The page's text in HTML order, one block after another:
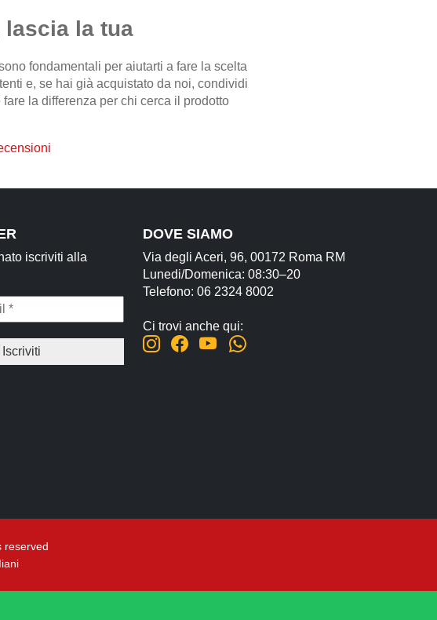
la tua
fondamentali per aiutarti a fare la scelta
e, se hai già acquistato da noi, condividi
la differenza per chi cerca il prodotto
iscriviti alla
DOVE SIAMO
Via degli Aceri, 96, 00172 Roma RM
Lunedi/Domenica: 08:30–20
Telefono: 06 2324 8002
Ci trovi anche qui:
reserved